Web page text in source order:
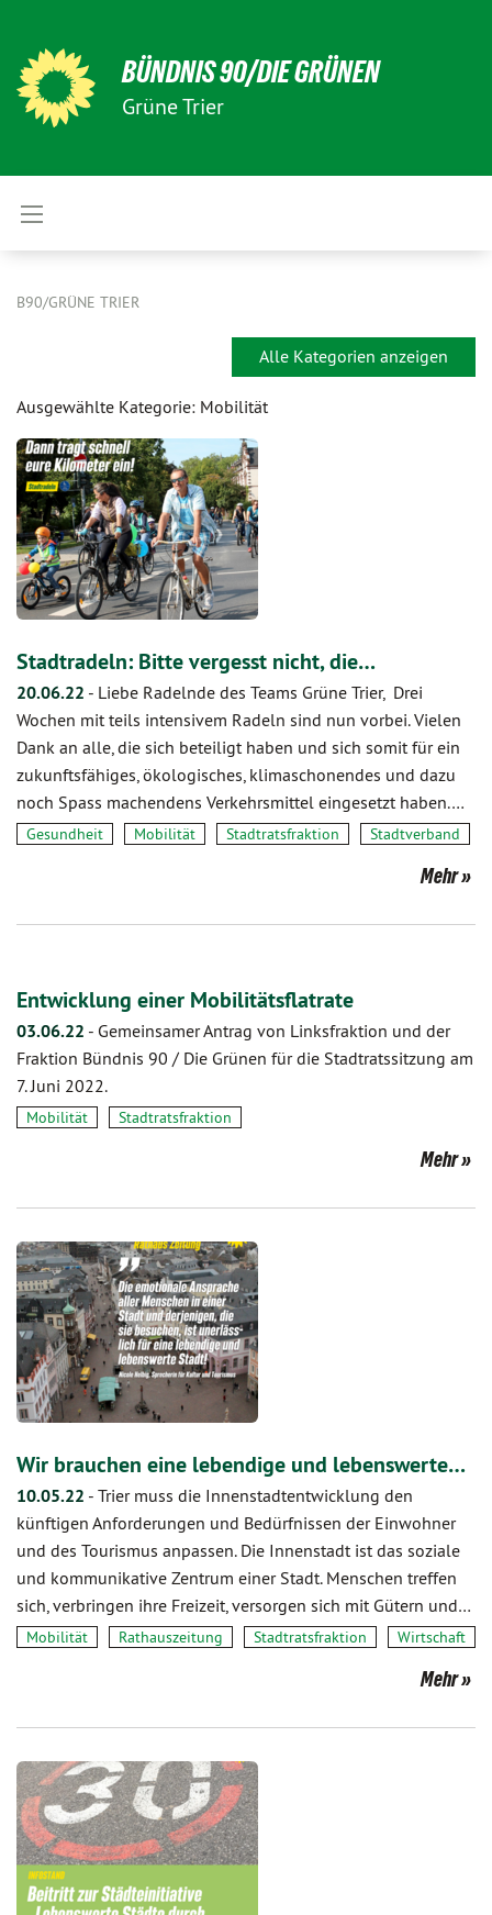
BÜNDNIS 90/DIE GRÜNEN
Grüne Trier
B90/GRÜNE TRIER
Alle Kategorien anzeigen
Ausgewählte Kategorie: Mobilität
Stadtradeln: Bitte vergesst nicht, die…
20.06.22 - Liebe Radelnde des Teams Grüne Trier, Drei
Wochen mit teils intensivem Radeln sind nun vorbei. Vielen
Dank an alle, die sich beteiligt haben und sich somit für ein
zukunftsfähiges, ökologisches, klimaschonendes und dazu
noch Spass machendens Verkehrsmittel eingesetzt haben.…
Gesundheit Mobilität Stadtratsfraktion Stadtverband
Mehr
Entwicklung einer Mobilitätsflatrate
03.06.22 - Gemeinsamer Antrag von Linksfraktion und der
Fraktion Bündnis 90 / Die Grünen für die Stadtratssitzung am
7. Juni 2022.
Mobilität Stadtratsfraktion
Mehr
Wir brauchen eine lebendige und lebenswerte…
10.05.22 - Trier muss die Innenstadtentwicklung den
künftigen Anforderungen und Bedürfnissen der Einwohner
und des Tourismus anpassen. Die Innenstadt ist das soziale
und kommunikative Zentrum einer Stadt. Menschen treffen
sich, verbringen ihre Freizeit, versorgen sich mit Gütern und…
Mobilität Rathauszeitung Stadtratsfraktion Wirtschaft
Mehr